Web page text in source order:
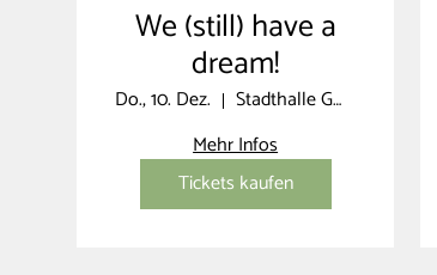
We (still) have a
dream!
Do., 10. Dez.
Stadthalle GmbH Oberursel (Taunus)
Mehr Infos
Tickets kaufen